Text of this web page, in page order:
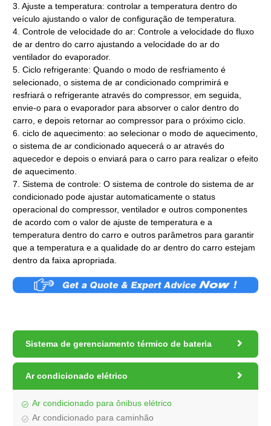
Sistema de gerenciamento térmico de bateria 
Ar condicionado elétrico 
Ar condicionado para ônibus elétrico
Ar condicionado para caminhão
3. Ajuste a temperatura: controlar a temperatura dentro do
veículo ajustando o valor de configuração de temperatura.
4. Controle de velocidade do ar: Controle a velocidade do fluxo
de ar dentro do carro ajustando a velocidade do ar do
ventilador do evaporador.
5. Ciclo refrigerante: Quando o modo de resfriamento é
selecionado, o sistema de ar condicionado comprimirá e
resfriará o refrigerante através do compressor, em seguida,
envie-o para o evaporador para absorver o calor dentro do
carro, e depois retornar ao compressor para o próximo ciclo.
6. ciclo de aquecimento: ao selecionar o modo de aquecimento,
o sistema de ar condicionado aquecerá o ar através do
aquecedor e depois o enviará para o carro para realizar o efeito
de aquecimento.
7. Sistema de controle: O sistema de controle do sistema de ar
condicionado pode ajustar automaticamente o status
operacional do compressor, ventilador e outros componentes
de acordo com o valor de ajuste de temperatura e a
temperatura dentro do carro e outros parâmetros para garantir
que a temperatura e a qualidade do ar dentro do carro estejam
dentro da faixa apropriada.